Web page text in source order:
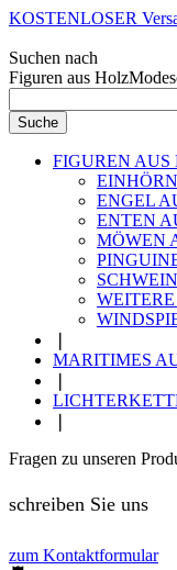
KOSTENLOSER
Suchen nach
Figuren aus Holz
Suche
FIGUREN AUS
ENGEL
ENTEN
MÖWEN
MARITIMES
Fragen zu unseren
schreiben Sie uns
zum Kontaktformular